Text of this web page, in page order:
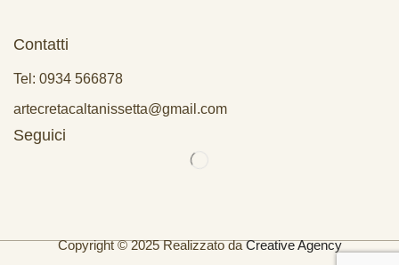
Contatti
Tel: 0934 566878
artecretacaltanissetta@gmail.com
Seguici
Copyright © 2025 Realizzato daCreative Agency